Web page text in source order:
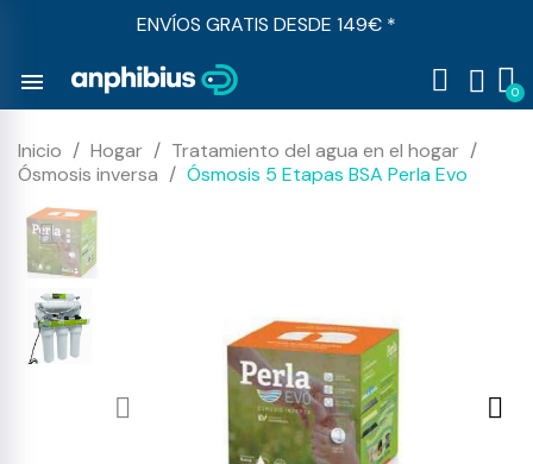
ENVÍOS GRATIS DESDE 149€ *
menu
Inicio Hogar
Tratamiento del agua en el hogar
Ósmosis inversa
Ósmosis 5 Etapas BSA Perla Evo